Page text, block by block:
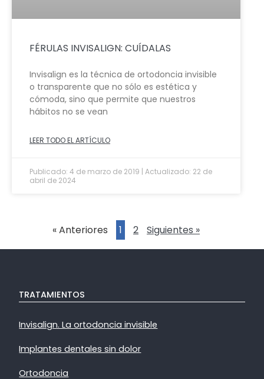
FÉRULAS INVISALIGN: CUÍDALAS
Invisalign es la técnica de ortodoncia invisible
o transparente que no sólo es estética y
cómoda, sino que permite que nuestros
hábitos no se vean
LEER TODO EL ARTÍCULO
Publicado: 4 de marzo de 2019 | Actualizado: 22 de
abril de 2024
« Anteriores 1 2 Siguientes »
TRATAMIENTOS
Invisalign. La ortodoncia invisible
Implantes dentales sin dolor
Ortodoncia